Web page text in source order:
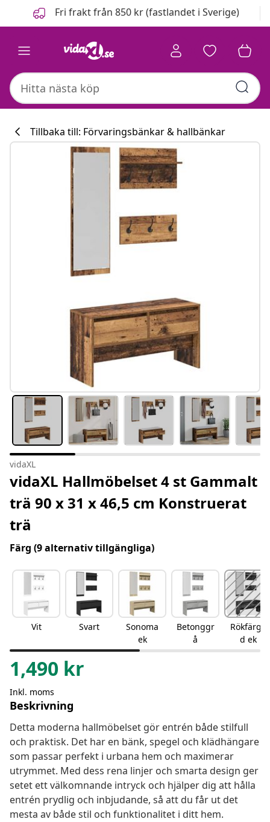
FöregåendeFri frakt från 850 kr (fastlandet i Sverige)
Tillbaka till: Förvaringsbänkar & hallbänkar
vidaXL
vidaXL Hallmöbelset 4 st Gammalt
trä 90 x 31 x 46,5 cm Konstruerat
trä
Färg (9 alternativ tillgängliga)
Vit Svart
Sonoma
ek
Betonggr
å
Rökfärga
d ek
1,490 kr
Inkl. moms
Beskrivning
Detta moderna hallmöbelset gör entrén både stilfull
och praktisk. Det har en bänk, spegel och klädhängare
som passar perfekt i urbana hem och maximerar
utrymmet. Med dess rena linjer och smarta design ger
setet ett välkomnande intryck och hjälper dig att hålla
entrén prydlig och inbjudande, så att du får ut det
mesta av både stil och funktionalitet i ditt hem.